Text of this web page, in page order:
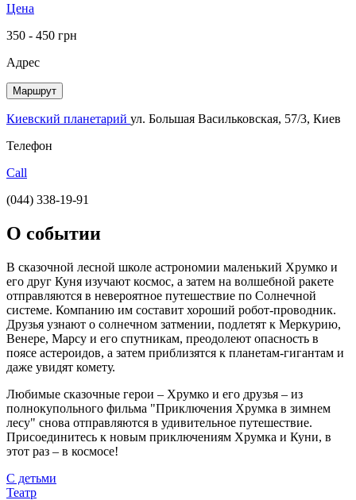
Цена
350 - 450 грн
Адрес
Маршрут
Киевский планетарий ул. Большая Васильковская, 57/3, Киев
Телефон
Call
(044) 338-19-91
О событии
В сказочной лесной школе астрономии маленький Хрумко и
его друг Куня изучают космос, а затем на волшебной ракете
отправляются в невероятное путешествие по Солнечной
системе. Компанию им составит хороший робот-проводник.
Друзья узнают о солнечном затмении, подлетят к Меркурию,
Венере, Марсу и его спутникам, преодолеют опасность в
поясе астероидов, а затем приблизятся к планетам-гигантам и
даже увидят комету.
Любимые сказочные герои – Хрумко и его друзья – из
полнокупольного фильма "Приключения Хрумка в зимнем
лесу" снова отправляются в удивительное путешествие.
Присоединитесь к новым приключениям Хрумка и Куни, в
этот раз – в космосе!
С детьми
Театр